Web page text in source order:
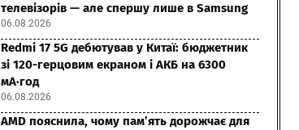
телевізорів — але спершу лише в Samsung
06.08.2026
Redmi 17 5G дебютував у Китаї: бюджетник
зі 120-герцовим екраном і АКБ на 6300
мА·год
06.08.2026
AMD пояснила, чому пам’ять дорожчає для